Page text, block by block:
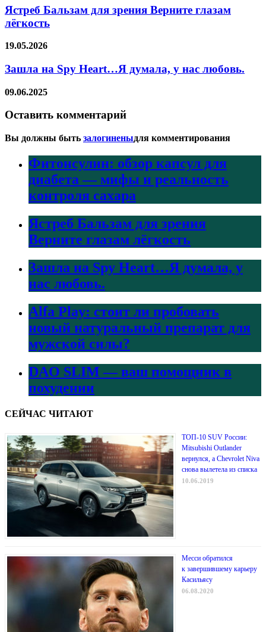
Ястреб Бальзам для зрения Верните глазам
лёгкость
19.05.2026
Зашла на Spy Heart…Я думала, у нас любовь.
09.06.2025
Оставить комментарий
Вы должны быть залогиненыдля комментирования
Фитонсулин: обзор капсул для
диабета — мифы и реальность
контроля сахара
Ястреб Бальзам для зрения
Верните глазам лёгкость
Зашла на Spy Heart…Я думала, у
нас любовь.
Alfa Play: стоит ли пробовать
новый натуральный препарат для
мужской силы?
DAO SLIM — ваш помощник в
похудении
СЕЙЧАС ЧИТАЮТ
ТОП-10 SUV России:
Mitsubishi Outlander
вернулся, а Chevrolet Niva
снова вылетела из списка
10.06.2019
Месси обратился
к завершившему карьеру
Касильясу
06.08.2020